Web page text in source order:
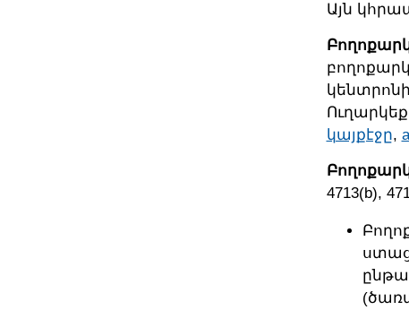
Այն
կայքէջը,
4713(b),